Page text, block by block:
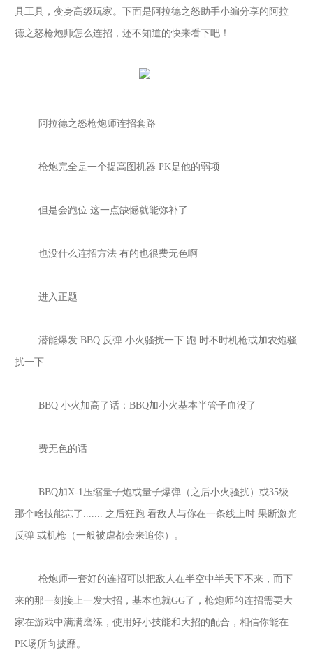
具工具，变身高级玩家。下面是 阿拉德之怒助手小编分享的 阿拉
德之怒枪炮师怎么连招 ，还不知道的快来看下吧！
阿拉德之怒枪炮师连招套路
枪炮完全是一个提高图机器 PK是他的弱项
但是会跑位 这一点缺憾就能弥补了
也没什么连招方法 有的也很费无色啊
进入正题
潜能爆发 BBQ 反弹 小火骚扰一下 跑 时不时机枪或加农炮骚
扰一下
BBQ 小火加高了话：BBQ加小火基本半管子血没了
费无色的话
BBQ加X-1压缩量子炮或量子爆弹（之后小火骚扰）或35级
那个啥技能忘了....... 之后狂跑 看敌人与你在一条线上时 果断激光
反弹 或机枪（一般被虐都会来追你）。
枪炮师一套好的连招可以把敌人在半空中半天下不来，而下
来的那一刻接上一发大招，基本也就GG了，枪炮师的连招需要大
家在游戏中满满磨练，使用好小技能和大招的配合，相信你能在
PK场所向披靡。